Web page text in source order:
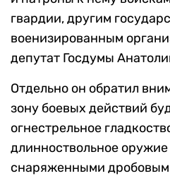
гвардии, другим
военизированным
депутат Госдумы
Отдельно он обратил
зону боевых действий
огнестрельное
длинноствольное
снаряженными